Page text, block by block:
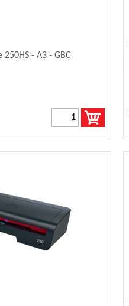
- A3 - GBC